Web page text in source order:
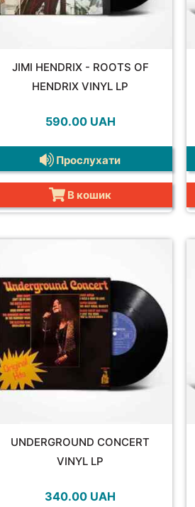
JIMI HENDRIX - ROOTS OF
HENDRIX VINYL LP
590.00 UAH
Прослухати
В кошик
UNDERGROUND CONCERT
VINYL LP
340.00 UAH